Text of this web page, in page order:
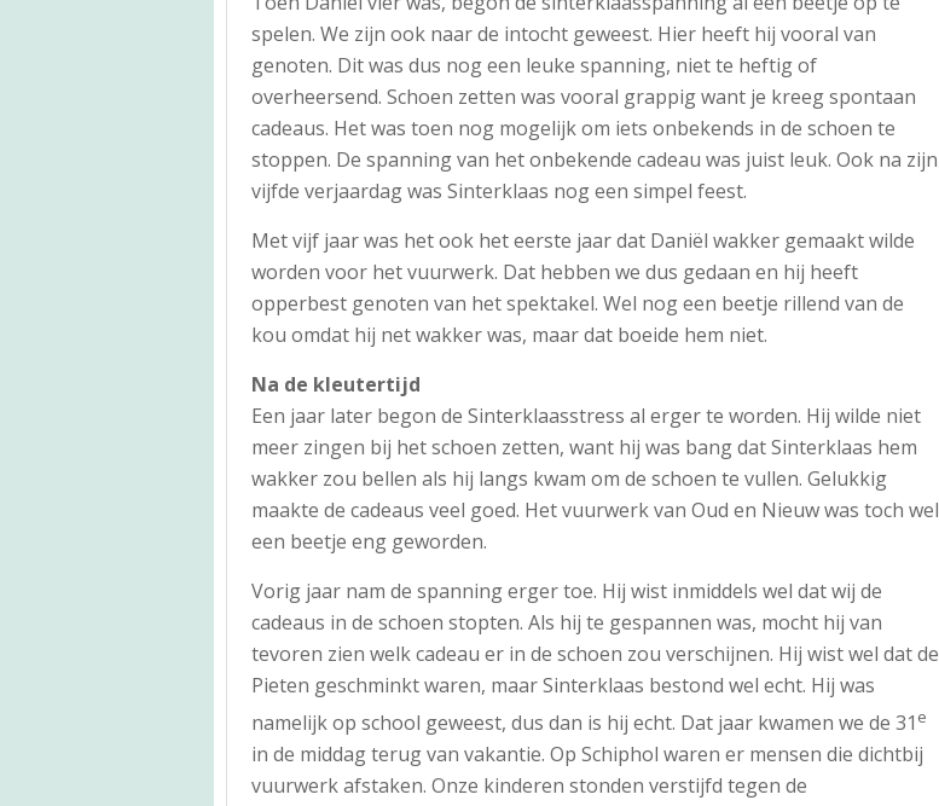
spelen. We zijn ook naar de intocht geweest. Hier heeft hij vooral van
genoten. Dit was dus nog een leuke spanning, niet te heftig of
overheersend. Schoen zetten was vooral grappig want je kreeg spontaan
cadeaus. Het was toen nog mogelijk om iets onbekends in de schoen te
stoppen. De spanning van het onbekende cadeau was juist leuk. Ook na zijn
vijfde verjaardag was Sinterklaas nog een simpel feest.
Met vijf jaar was het ook het eerste jaar dat Daniël wakker gemaakt wilde
worden voor het vuurwerk. Dat hebben we dus gedaan en hij heeft
opperbest genoten van het spektakel. Wel nog een beetje rillend van de
kou omdat hij net wakker was, maar dat boeide hem niet.
Na de kleutertijd
Een jaar later begon de Sinterklaasstress al erger te worden. Hij wilde niet
meer zingen bij het schoen zetten, want hij was bang dat Sinterklaas hem
wakker zou bellen als hij langs kwam om de schoen te vullen. Gelukkig
maakte de cadeaus veel goed. Het vuurwerk van Oud en Nieuw was toch wel
een beetje eng geworden.
Vorig jaar nam de spanning erger toe. Hij wist inmiddels wel dat wij de
cadeaus in de schoen stopten. Als hij te gespannen was, mocht hij van
tevoren zien welk cadeau er in de schoen zou verschijnen. Hij wist wel dat de
Pieten geschminkt waren, maar Sinterklaas bestond wel echt. Hij was
namelijk op school geweest, dus dan is hij echt. Dat jaar kwamen we de 31 e
in de middag terug van vakantie. Op Schiphol waren er mensen die dichtbij
vuurwerk afstaken. Onze kinderen stonden verstijfd tegen de